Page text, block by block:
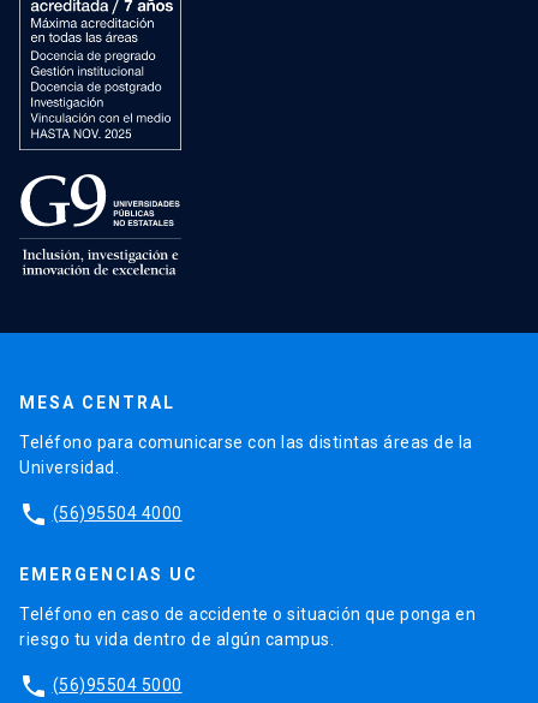
MESA CENTRAL
Teléfono para comunicarse con las distintas áreas de la
Universidad.
phone (56)95504 4000
EMERGENCIAS UC
Teléfono en caso de accidente o situación que ponga en
riesgo tu vida dentro de algún campus.
phone (56)95504 5000